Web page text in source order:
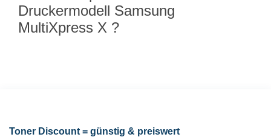
Druckermodell Samsung
MultiXpress X ?
Toner Discount = günstig & preiswert